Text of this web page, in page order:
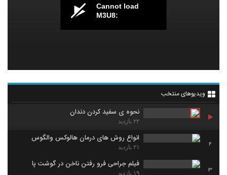
Cannot load
M3U8:
ویدیوهای منتخب
نحوه ی سفید کردن دندان
۲۲ بازدید
2
انواع روش های درمان هالوكس والگوس
۲۱ بازدید
3
فیلم جراحی فرو رفتن ناخن در گوشت پا
۱۹ بازدید